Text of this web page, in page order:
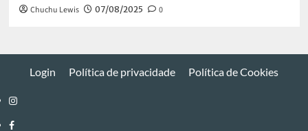
Chuchu Lewis 07/08/2025 0
Login Política de privacidade Política de Cookies
Instagram
Facebook